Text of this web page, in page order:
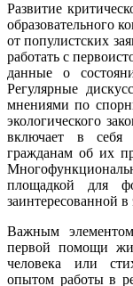
Развитие
образовательного
от популистских
работать с
данные о
Регулярные
мнениями по
экологического
включает в себя
гражданам об их
площадкой для
заинтересованной
Важным
первой помощи
человека или
опытом работы в